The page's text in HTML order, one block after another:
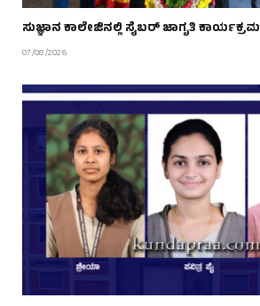
ಸುಜ್ಞಾನ ಕಾಲೇಜಿನಲ್ಲಿ ಸೈಬರ್ ಜಾಗೃತಿ ಕಾರ್ಯಕ್ರಮ
07/08/2026